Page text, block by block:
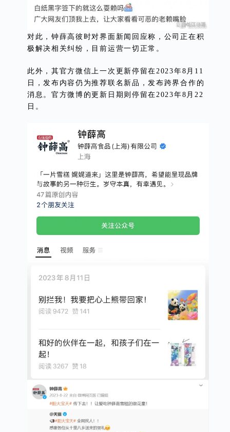
对此，钟薛高彼时对界面新闻回应称，公司正在积
极解决相关纠纷，目前运营一切正常。
此外，其官方微信上一次更新停留在2023年8月11
日，发布内容仍为推荐联名新品，发布跨界合作的
消息。官方微博的更新日期则停留在2023年8月22
日。